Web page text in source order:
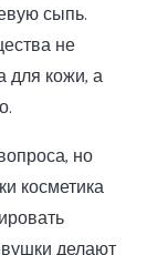
сыпь.
не
для кожи, а
но
косметика